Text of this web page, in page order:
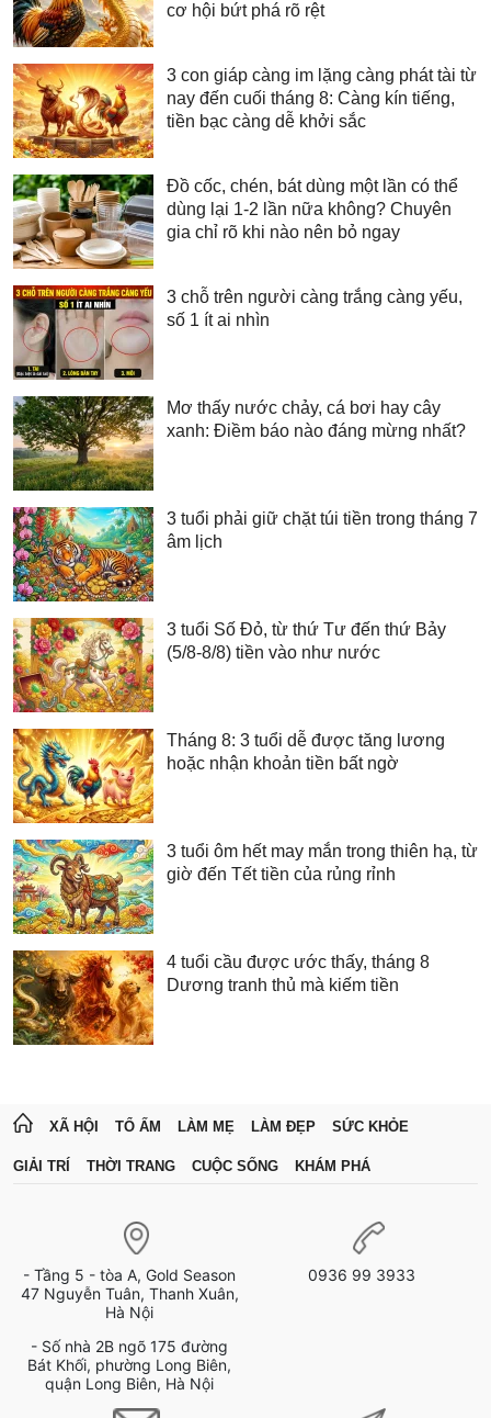
cơ hội bứt phá rõ rệt
3 con giáp càng im lặng càng phát tài từ
nay đến cuối tháng 8: Càng kín tiếng,
tiền bạc càng dễ khởi sắc
Đồ cốc, chén, bát dùng một lần có thể
dùng lại 1-2 lần nữa không? Chuyên
gia chỉ rõ khi nào nên bỏ ngay
3 chỗ trên người càng trắng càng yếu,
số 1 ít ai nhìn
Mơ thấy nước chảy, cá bơi hay cây
xanh: Điềm báo nào đáng mừng nhất?
3 tuổi phải giữ chặt túi tiền trong tháng 7
âm lịch
3 tuổi Số Đỏ, từ thứ Tư đến thứ Bảy
(5/8-8/8) tiền vào như nước
Tháng 8: 3 tuổi dễ được tăng lương
hoặc nhận khoản tiền bất ngờ
3 tuổi ôm hết may mắn trong thiên hạ, từ
giờ đến Tết tiền của rủng rỉnh
4 tuổi cầu được ước thấy, tháng 8
Dương tranh thủ mà kiếm tiền
XÃ HỘI TỔ ẤM LÀM MẸ LÀM ĐẸP SỨC KHỎE
GIẢI TRÍ THỜI TRANG CUỘC SỐNG KHÁM PHÁ
- Tầng 5 - tòa A, Gold Season
47 Nguyễn Tuân, Thanh Xuân,
Hà Nội
- Số nhà 2B ngõ 175 đường
Bát Khối, phường Long Biên,
quận Long Biên, Hà Nội
0936 99 3933